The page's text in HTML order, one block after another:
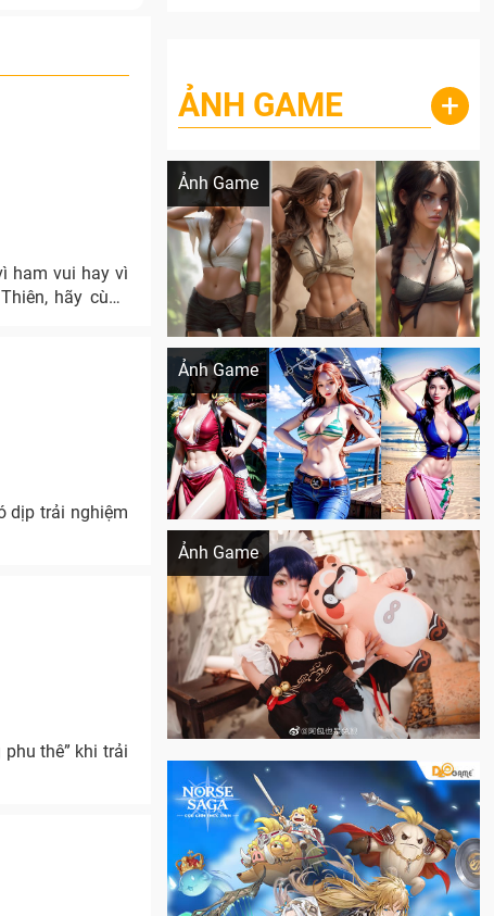
ham vui hay vì
hãy cùng
dịp trải nghiệm
thê” khi trải
ẢNH GAME +
Ảnh Game
Lala Croft vừa nóng vừa xinh dưới nét vẽ
Ảnh Game
Khi AI Cosplay gái đẹp One Piece
Ảnh Game
Cosplay Xiangling siêu cute